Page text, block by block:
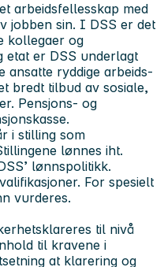
arbeidsfellesskap med
jobben sin. I DSS er det
kollegaer og
etat er DSS underlagt
ansatte ryddige arbeids-
bredt tilbud av sosiale,
Pensjons- og
i stilling som
lønnes iht.
lønnspolitikk.
For spesielt
vurderes.
til nivå
til kravene i
at klarering og